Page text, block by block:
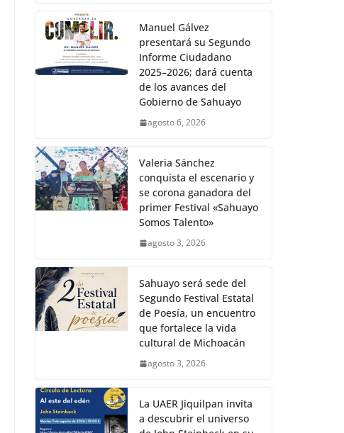
Manuel Gálvez
presentará su Segundo
Informe Ciudadano
2025–2026; dará cuenta
de los avances del
Gobierno de Sahuayo
agosto 6, 2026
Valeria Sánchez
conquista el escenario y
se corona ganadora del
primer Festival «Sahuayo
Somos Talento»
agosto 3, 2026
Sahuayo será sede del
Segundo Festival Estatal
de Poesía, un encuentro
que fortalece la vida
cultural de Michoacán
agosto 3, 2026
La UAER Jiquilpan invita
a descubrir el universo